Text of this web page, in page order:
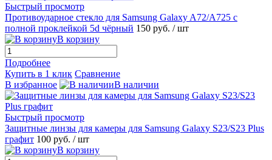
Быстрый просмотр
Противоударное стекло для Samsung Galaxy A72/A725 с
полной проклейкой 5d чёрный 150 руб. / шт
В корзину
Подробнее
Купить в 1 клик Сравнение
В избранное
В наличии
Быстрый просмотр
Защитные линзы для камеры для Samsung Galaxy S23/S23 Plus
графит 100 руб. / шт
В корзину